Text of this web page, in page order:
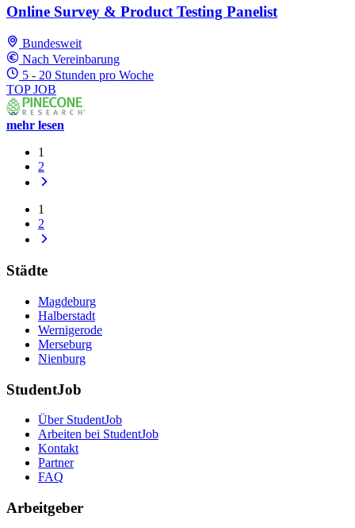
Online Survey & Product Testing Panelist
Bundesweit
Nach Vereinbarung
5 - 20 Stunden pro Woche
TOP JOB
mehr lesen
1
2
1
2
Städte
Magdeburg
Halberstadt
Wernigerode
Merseburg
Nienburg
StudentJob
Über StudentJob
Arbeiten bei StudentJob
Kontakt
Partner
FAQ
Arbeitgeber